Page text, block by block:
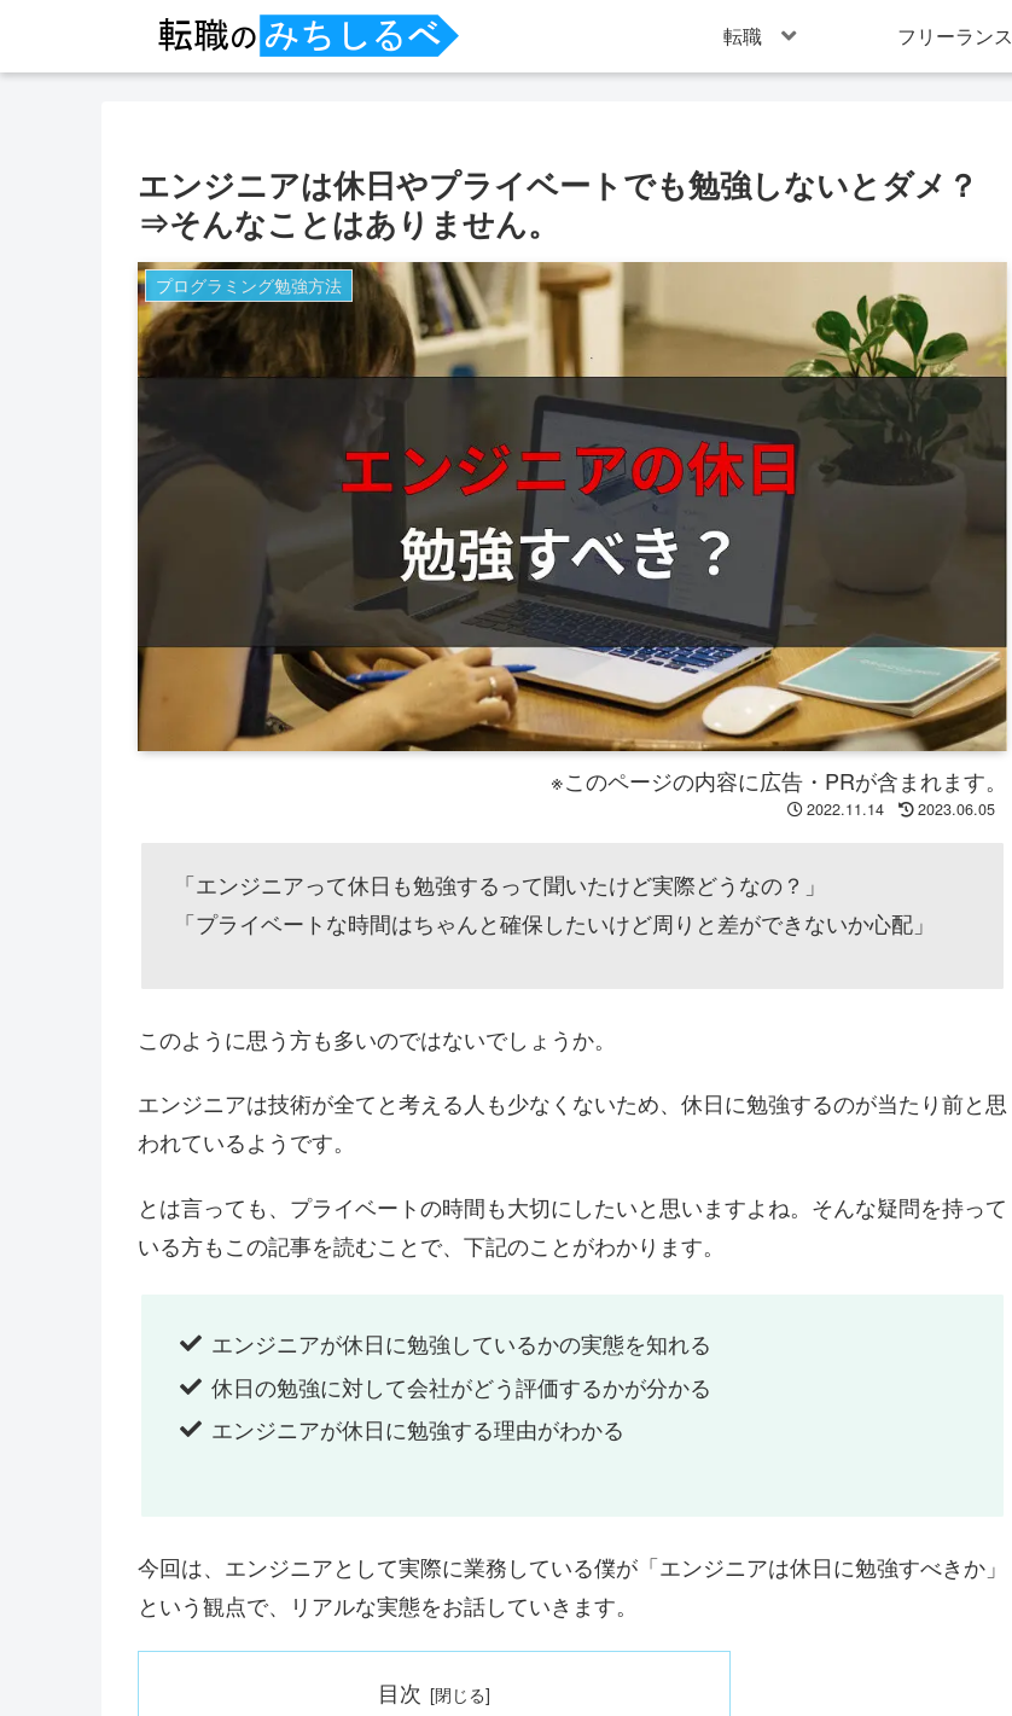
転職 フリーランス
エンジニアは休日やプライベートでも勉強しないとダメ？
⇒そんなことはありません。
プログラミング勉強方法
※このページの内容に広告・PRが含まれます。
2022.11.14 2023.06.05
「エンジニアって休日も勉強するって聞いたけど実際どうなの？」
「プライベートな時間はちゃんと確保したいけど周りと差ができないか心配」
このように思う方も多いのではないでしょうか。
エンジニアは技術が全てと考える人も少なくないため、休日に勉強するのが当たり前と思
われているようです。
とは言っても、プライベートの時間も大切にしたいと思いますよね。そんな疑問を持って
いる方もこの記事を読むことで、下記のことがわかります。
エンジニアが休日に勉強しているかの実態を知れる
休日の勉強に対して会社がどう評価するかが分かる
エンジニアが休日に勉強する理由がわかる
今回は、エンジニアとして実際に業務している僕が「エンジニアは休日に勉強すべきか」
という観点で、リアルな実態をお話していきます。
目次